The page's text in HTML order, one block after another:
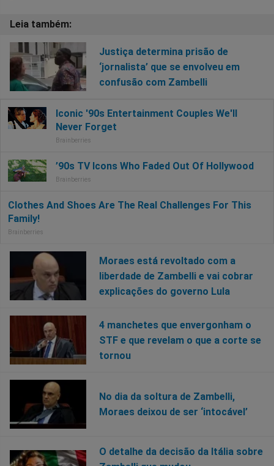
Justiça determina prisão de
‘jornalista’ que se envolveu em
confusão com Zambelli
Moraes está revoltado com a
liberdade de Zambelli e vai cobrar
explicações do governo Lula
4 manchetes que envergonham o
STF e que revelam o que a corte se
tornou
No dia da soltura de Zambelli,
Moraes deixou de ser ‘intocável’
O detalhe da decisão da Itália sobre